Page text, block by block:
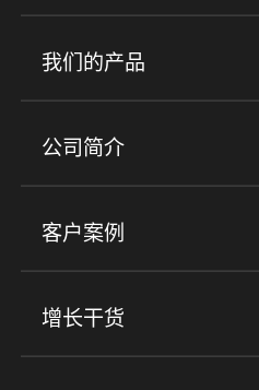
行业解决方案
培训机构 职业技
金融行业
心理机构
我们的产品
产品
小程序商城 ERP
社群圈子
公司简介
客户案例
增长干货